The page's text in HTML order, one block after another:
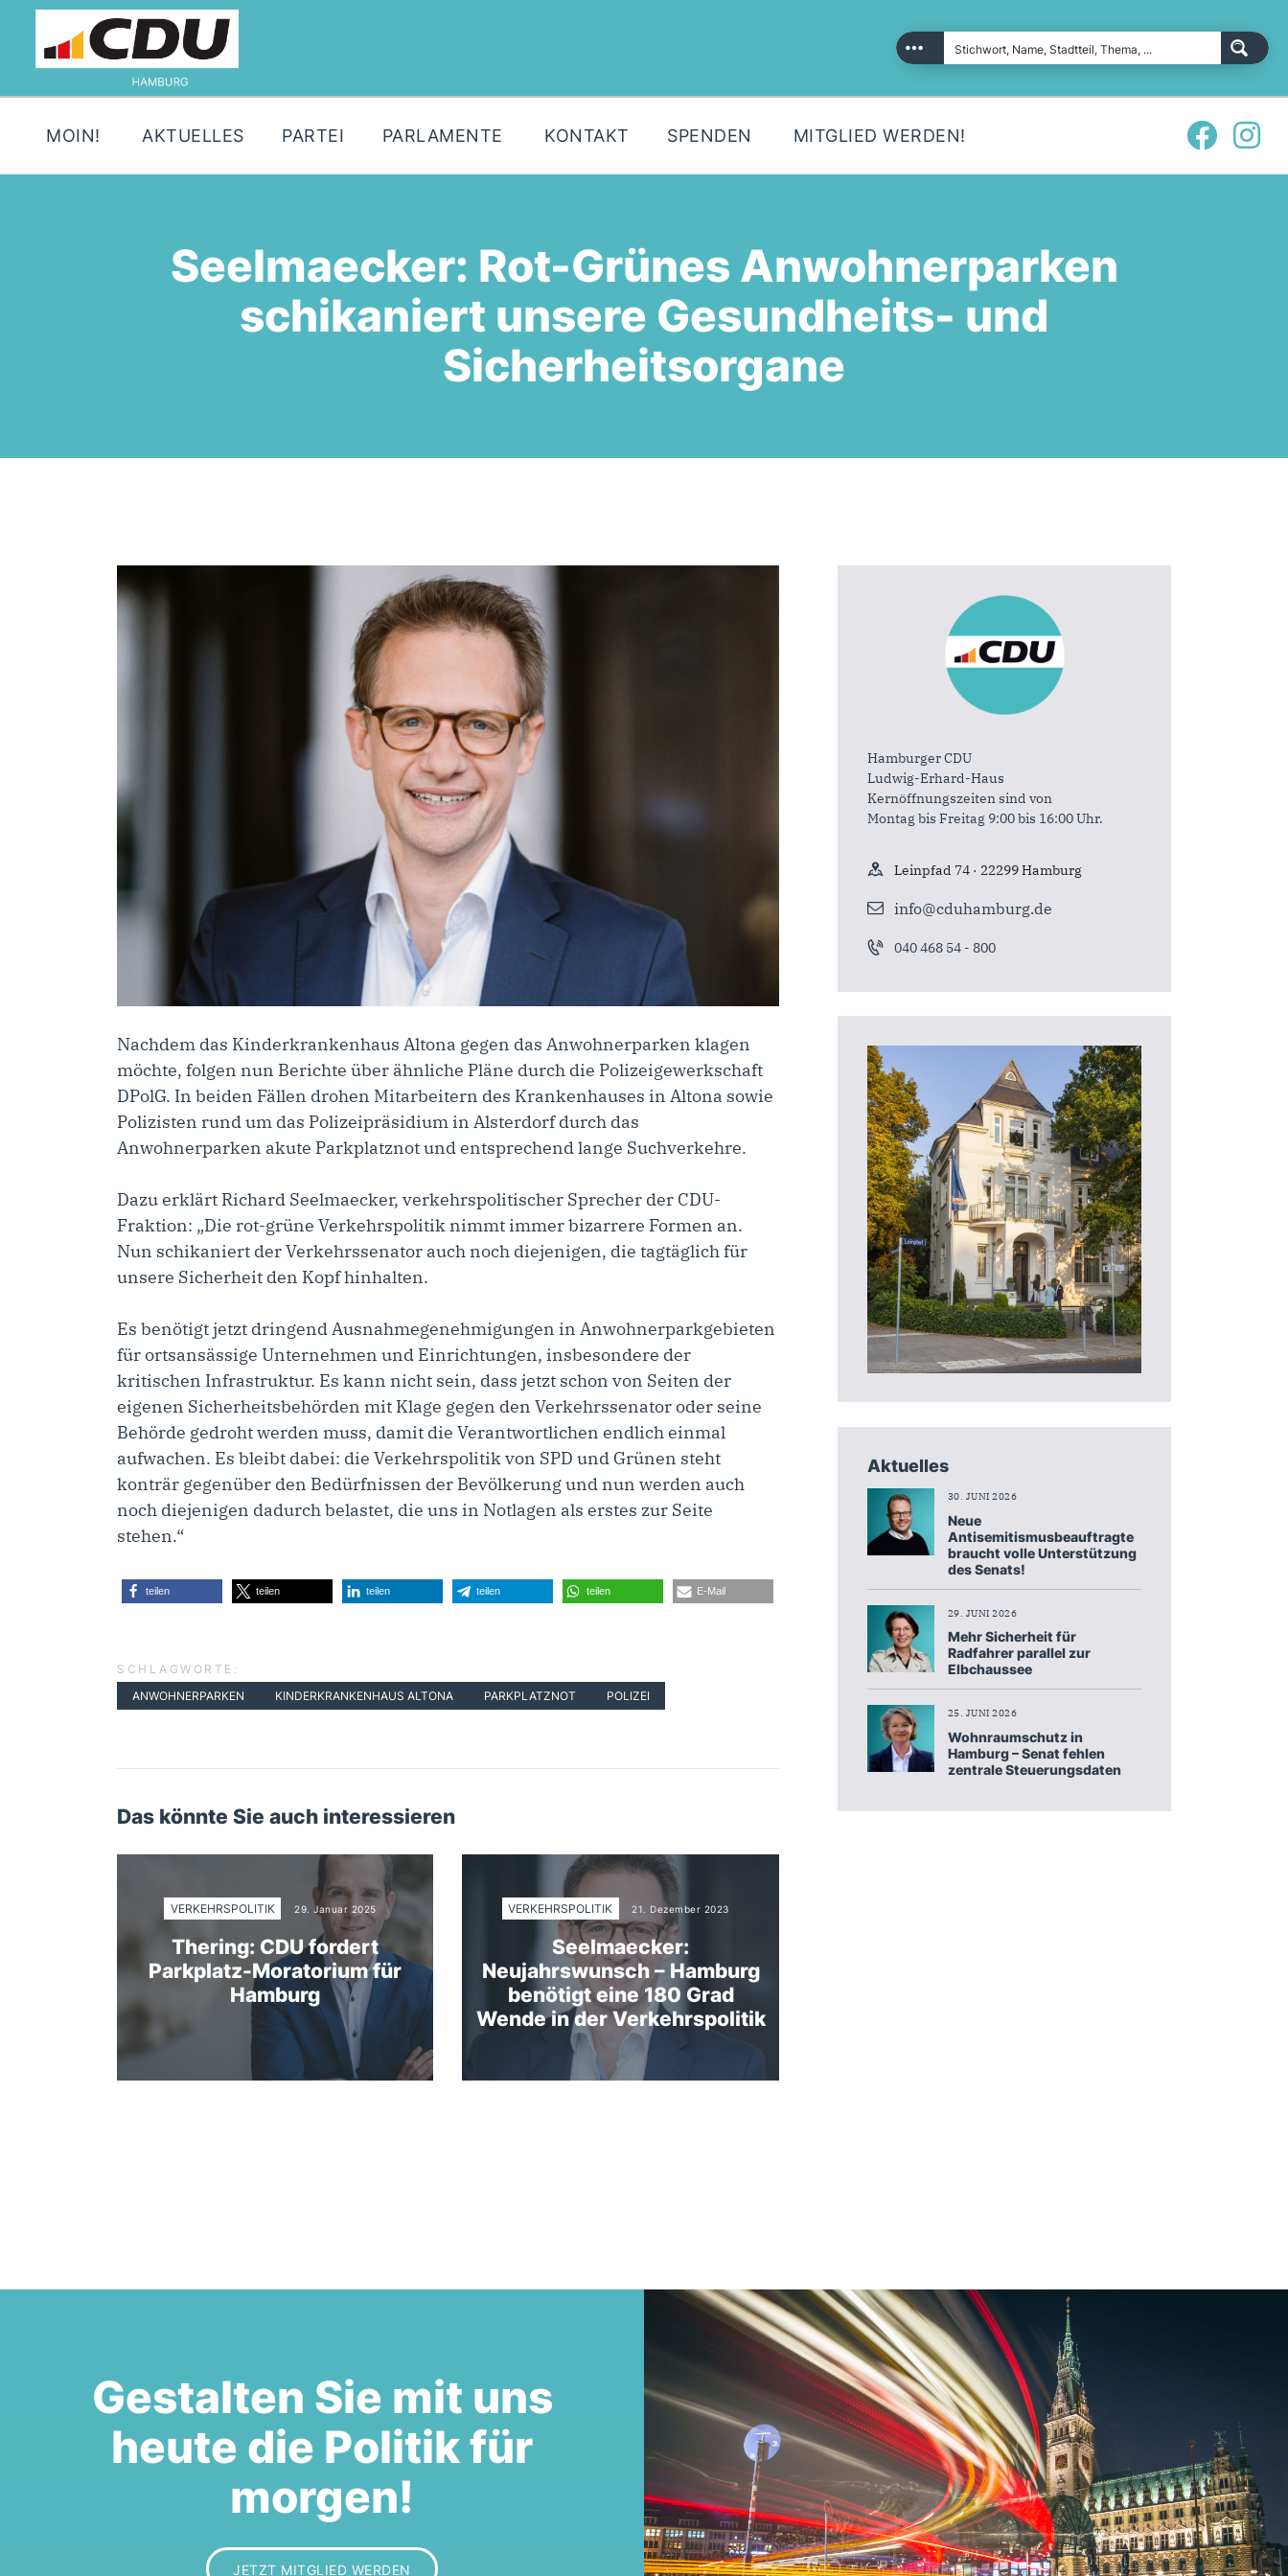
MOIN! AKTUELLES PARTEI PARLAMENTE KONTAKT SPENDEN MITGLIED WERDEN!
Seelmaecker: Rot-Grünes Anwohnerparken
schikaniert unsere Gesundheits- und
Sicherheitsorgane
PARTEI
PARLAMENTE
MITGLIED WERDEN!
Nachdem das Kinderkrankenhaus Altona gegen das Anwohnerparken klagen
möchte, folgen nun Berichte über ähnliche Pläne durch die Polizeigewerkschaft
DPolG. In beiden Fällen drohen Mitarbeitern des Krankenhauses in Altona sowie
Polizisten rund um das Polizeipräsidium in Alsterdorf durch das
Anwohnerparken akute Parkplatznot und entsprechend lange Suchverkehre.
Dazu erklärt Richard Seelmaecker, verkehrspolitischer Sprecher der CDU-
Fraktion: „Die rot-grüne Verkehrspolitik nimmt immer bizarrere Formen an.
Nun schikaniert der Verkehrssenator auch noch diejenigen, die tagtäglich für
unsere Sicherheit den Kopf hinhalten.
Es benötigt jetzt dringend Ausnahmegenehmigungen in Anwohnerparkgebieten
für ortsansässige Unternehmen und Einrichtungen, insbesondere der
kritischen Infrastruktur. Es kann nicht sein, dass jetzt schon von Seiten der
eigenen Sicherheitsbehörden mit Klage gegen den Verkehrssenator oder seine
Behörde gedroht werden muss, damit die Verantwortlichen endlich einmal
aufwachen. Es bleibt dabei: die Verkehrspolitik von SPD und Grünen steht
konträr gegenüber den Bedürfnissen der Bevölkerung und nun werden auch
noch diejenigen dadurch belastet, die uns in Notlagen als erstes zur Seite
stehen.“
teilen teilen teilen teilen teilen E-Mail
SCHLAGWORTE:
ANWOHNERPARKEN
KINDERKRANKENHAUS ALTONA PARKPLATZNOT POLIZEI
Das könnte Sie auch interessieren
VERKEHRSPOLITIK 29. Januar 2025
Thering: CDU fordert
Parkplatz-Moratorium für
Hamburg
VERKEHRSPOLITIK 21. Dezember 2023
Seelmaecker:
Neujahrswunsch – Hamburg
benötigt eine 180 Grad
Wende in der Verkehrspolitik
Hamburger CDU
Ludwig-Erhard-Haus
Kernöffnungszeiten sind von
Montag bis Freitag 9:00 bis 16:00 Uhr.
Leinpfad 74 · 22299 Hamburg
info@cduhamburg.de
040 468 54 - 800
Aktuelles
Neue
Antisemitismusbeauftragte
braucht volle Unterstützung
des Senats!
30. JUNI 2026
Mehr Sicherheit für
Radfahrer parallel zur
Elbchaussee
29. JUNI 2026
Wohnraumschutz in
Hamburg – Senat fehlen
zentrale Steuerungsdaten
25. JUNI 2026
Gestalten Sie mit uns
heute die Politik für
morgen!
JETZT MITGLIED WERDEN